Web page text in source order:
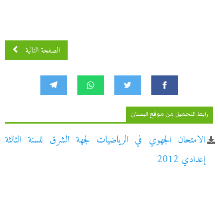
الصفحة التالية
رابط التحميل من موقع البستان
الامتحان الجهوي في الرياضيات لجهة الشرق للسنة الثالثة
إعدادي 2012